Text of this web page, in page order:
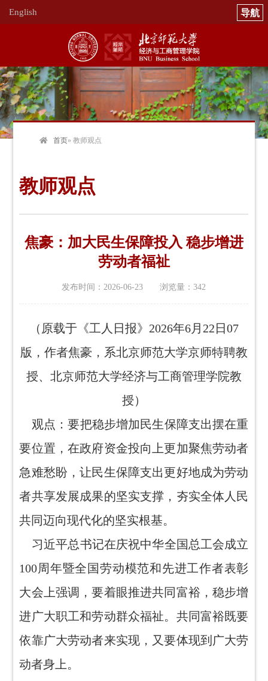
English
首页» 教师观点
教师观点
焦豪：加大民生保障投入 稳步增进
劳动者福祉
发布时间：2026-06-23 浏览量：342
（原载于《工人日报》2026年6月22日07
版，作者焦豪，系北京师范大学京师特聘教
授、北京师范大学经济与工商管理学院教
授）
观点：要把稳步增加民生保障支出摆在重
要位置，在政府资金投向上更加聚焦劳动者
急难愁盼，让民生保障支出更好地成为劳动
者共享发展成果的坚实支撑，夯实全体人民
共同迈向现代化的坚实根基。
习近平总书记在庆祝中华全国总工会成立
100周年暨全国劳动模范和先进工作者表彰
大会上强调，要着眼推进共同富裕，稳步增
进广大职工和劳动群众福祉。共同富裕既要
依靠广大劳动者来实现，又要体现到广大劳
动者身上。